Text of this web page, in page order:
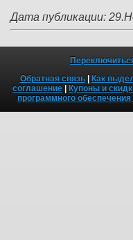
Дата публикации:
Обратная связь| Как
соглашение | Купоны и
программного